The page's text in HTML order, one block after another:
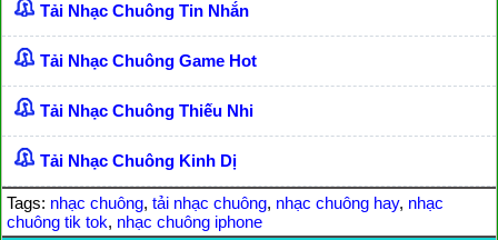
Tải Nhạc Chuông Tin Nhắn
Tải Nhạc Chuông Game Hot
Tải Nhạc Chuông Thiếu Nhi
Tải Nhạc Chuông Kinh Dị
Tags: nhạc chuông, tải nhạc chuông, nhạc chuông hay, nhạc
chuông tik tok, nhạc chuông iphone